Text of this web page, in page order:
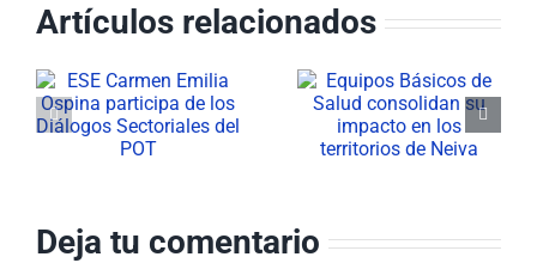
Artículos relacionados
Equipos
Básicos de
Salud
consolidan su
Neiva
Emilia Ospina
conmemoró el
Día del
Deja tu comentario